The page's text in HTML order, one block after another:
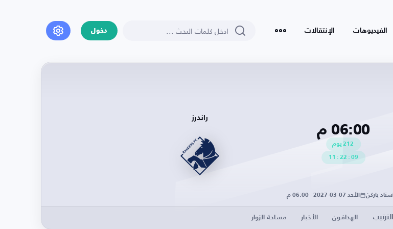
الفيديوهات الإنتقالات دخول
06:00 م
212 يوم
08
:
22
:
11
راندرز
استاد باركن الأحد 07-03-2027 · 06:00 م
الترتيب الهدافون الأخبار مساحة الزوار